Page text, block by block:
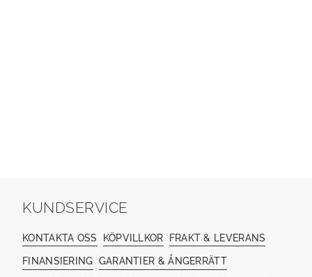
KUNDSERVICE
KONTAKTA OSS KÖPVILLKOR FRAKT & LEVERANS
FINANSIERING GARANTIER & ÅNGERRÄTT